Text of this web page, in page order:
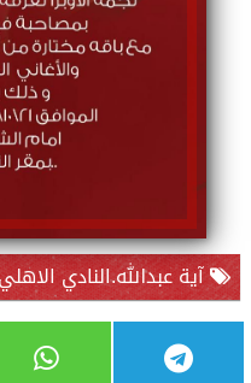
آية عبدالله.النادي